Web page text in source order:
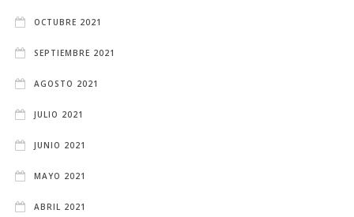
OCTUBRE 2021
SEPTIEMBRE 2021
AGOSTO 2021
JULIO 2021
JUNIO 2021
MAYO 2021
ABRIL 2021